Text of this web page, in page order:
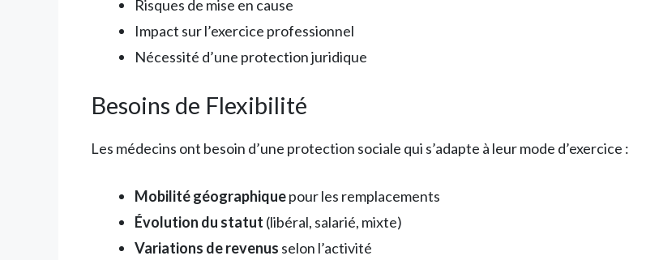
Risques de mise en cause
Impact sur l’exercice professionnel
Nécessité d’une protection juridique
Besoins de Flexibilité
Les médecins ont besoin d’une protection sociale qui s’adapte à leur mode d’exercice :
Mobilité géographiquepour les remplacements
Évolution du statut (libéral, salarié, mixte)
Variations de revenus selon l’activité